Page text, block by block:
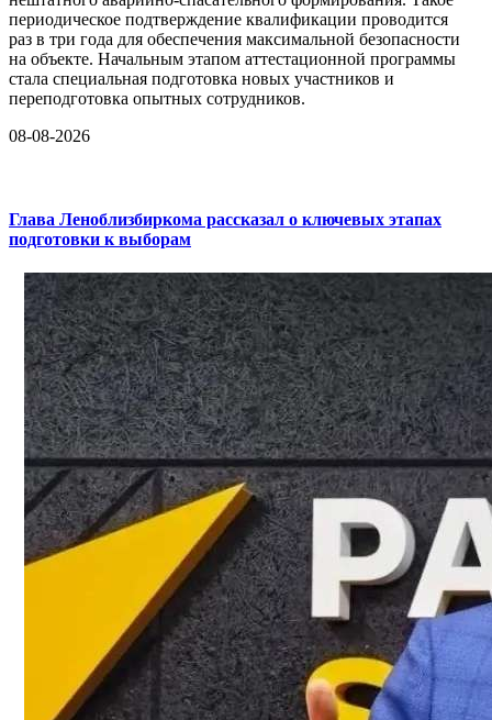
периодическое подтверждение квалификации проводится
раз в три года для обеспечения максимальной безопасности
на объекте. Начальным этапом аттестационной программы
стала специальная подготовка новых участников и
переподготовка опытных сотрудников.
08-08-2026
Глава Леноблизбиркома рассказал о ключевых этапах
подготовки к выборам